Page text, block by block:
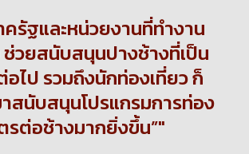
ครัฐและหน่วยงานที่ทำงาน
ช่วยสนับสนุนปางช้างที่เป็น
ไป รวมถึงนักท่องเที่ยว ก็
สนับสนุนโปรแกรมการท่อง
รต่อช้างมากยิ่งขึ้น”